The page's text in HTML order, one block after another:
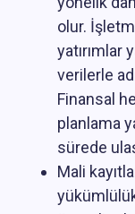
olur.
yatırımlar
verilerle
Finansal
planlama
sürede
Mali